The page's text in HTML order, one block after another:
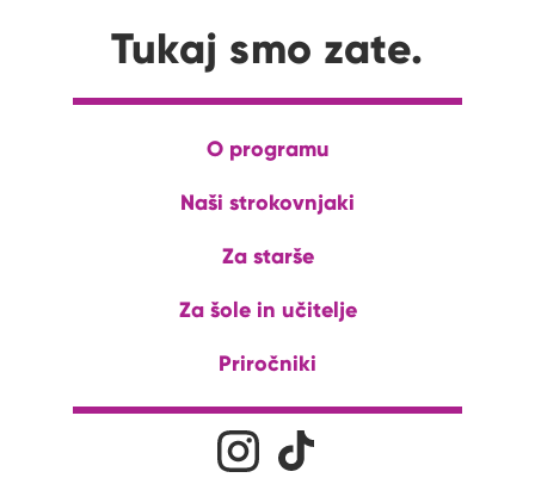
Tukaj smo zate.
O programu
Naši strokovnjaki
Za starše
Za šole in učitelje
Priročniki
Družabna omrežjaNa naš Instagram profil